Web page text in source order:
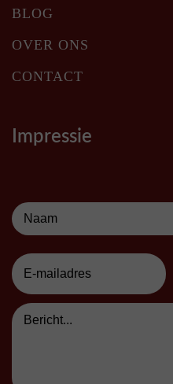
BLOG
OVER ONS
CONTACT
Impressie